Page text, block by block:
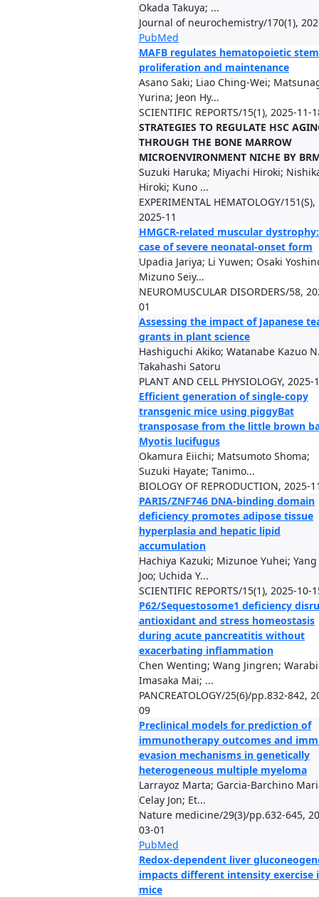
Okada Takuya; ...
Journal of neurochemistry/170(1),
PubMed
MAFB regulates hematopoietic
proliferation and maintenance
Asano Saki; Liao Ching-Wei;
Yurina; Jeon Hy...
SCIENTIFIC REPORTS/15(1), 2025-11-
STRATEGIES TO REGULATE HSC
THROUGH THE BONE MARROW
MICROENVIRONMENT NICHE BY
Suzuki Haruka; Miyachi Hiroki;
Hiroki; Kuno ...
EXPERIMENTAL HEMATOLOGY/151(S),
2025-11
HMGCR-related muscular
case of severe neonatal-onset form
Upadia Jariya; Li Yuwen; Osaki
Mizuno Seiy...
NEUROMUSCULAR DISORDERS/58,
01
Assessing the impact of Japanese
grants in plant science
Hashiguchi Akiko; Watanabe Kazuo
Takahashi Satoru
PLANT AND CELL PHYSIOLOGY, 2025-
Efficient generation of single-copy
transgenic mice using piggyBat
transposase from the little brown
Myotis lucifugus
Okamura Eiichi; Matsumoto Shoma;
Suzuki Hayate; Tanimo...
BIOLOGY OF REPRODUCTION, 2025-
PARIS/ZNF746 DNA-binding domain
deficiency promotes adipose tissue
hyperplasia and hepatic lipid
accumulation
Hachiya Kazuki; Mizunoe Yuhei; Yang
Joo; Uchida Y...
SCIENTIFIC REPORTS/15(1), 2025-10-
P62/Sequestosome1 deficiency
antioxidant and stress homeostasis
during acute pancreatitis without
exacerbating inflammation
Chen Wenting; Wang Jingren;
Imasaka Mai; ...
PANCREATOLOGY/25(6)/pp.832-842,
09
Preclinical models for prediction of
immunotherapy outcomes and
evasion mechanisms in genetically
heterogeneous multiple myeloma
Larrayoz Marta; Garcia-Barchino
Celay Jon; Et...
Nature medicine/29(3)/pp.632-645,
03-01
PubMed
Redox-dependent liver
impacts different intensity exercise
mice